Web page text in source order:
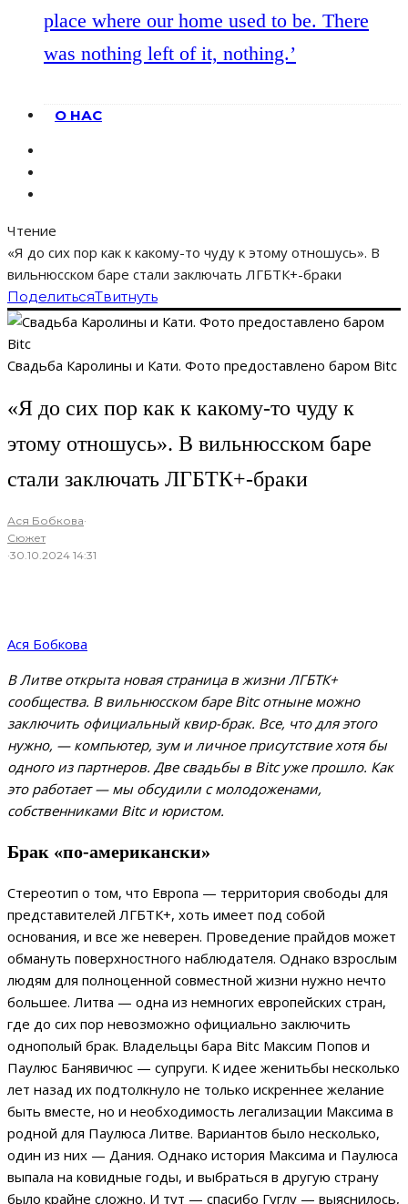
place where our home used to be. There
was nothing left of it, nothing.’
О НАС
Чтение
«Я до сих пор как к какому-то чуду к этому отношусь». В
вильнюсском баре стали заключать ЛГБТК+-браки
ПоделитьсяТвитнуть
Свадьба Каролины и Кати. Фото предоставлено баром Bitc
«Я до сих пор как к какому-то чуду к
этому отношусь». В вильнюсском баре
стали заключать ЛГБТК+-браки
Ася Бобкова·
Сюжет
·30.10.2024 14:31
Ася Бобкова
В Литве открыта новая страница в жизни ЛГБТК+
сообщества. В вильнюсском баре Bitс отныне можно
заключить официальный квир-брак. Все, что для этого
нужно, — компьютер, зум и личное присутствие хотя бы
одного из партнеров. Две свадьбы в Bitc уже прошло. Как
это работает — мы обсудили с молодоженами,
собственниками Bitc и юристом.
Брак «по-американски»
Стереотип о том, что Европа — территория свободы для
представителей ЛГБТК+, хоть имеет под собой
основания, и все же неверен. Проведение прайдов может
обмануть поверхностного наблюдателя. Однако взрослым
людям для полноценной совместной жизни нужно нечто
большее. Литва — одна из немногих европейских стран,
где до сих пор невозможно официально заключить
однополый брак. Владельцы бара Bitc Максим Попов и
Паулюс Банявичюс — супруги. К идее женитьбы несколько
лет назад их подтолкнуло не только искреннее желание
быть вместе, но и необходимость легализации Максима в
родной для Паулюса Литве. Вариантов было несколько,
один из них — Дания. Однако история Максима и Паулюса
выпала на ковидные годы, и выбраться в другую страну
было крайне сложно. И тут — спасибо Гуглу — выяснилось,